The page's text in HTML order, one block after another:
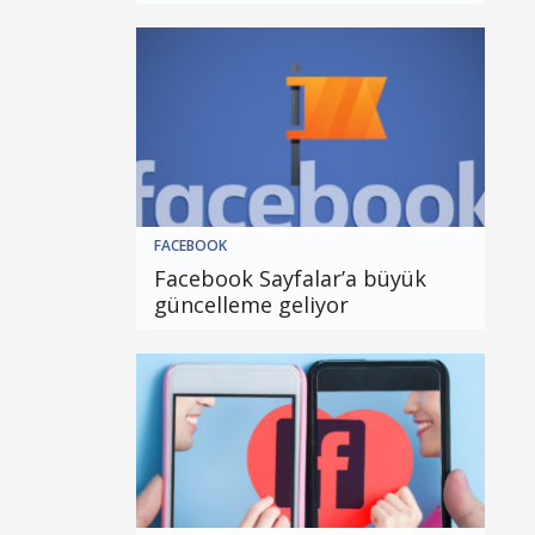
FACEBOOK
Facebook Sayfalar’a büyük
güncelleme geliyor